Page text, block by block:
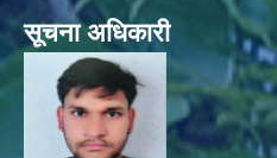
सूचना अधिकारी